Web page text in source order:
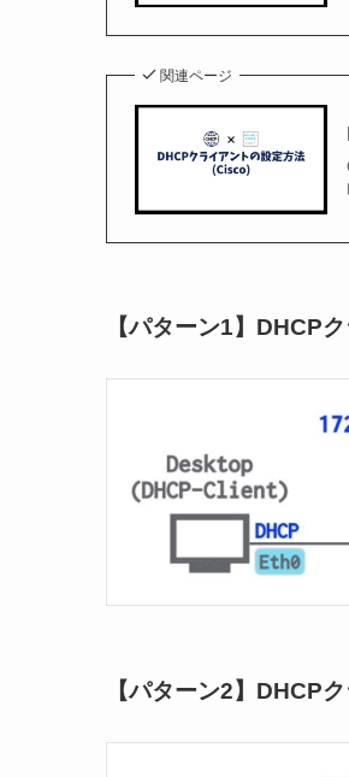
関連ページ
【パターン1】DHCP
【パターン2】DHCP